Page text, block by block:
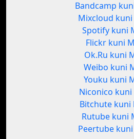
Bandcamp
Mixcloud kuni
Spotify kuni
Flickr kuni
Ok.Ru kuni
Weibo kuni
Youku kuni
Niconico kuni
Bitchute kuni
Rutube kuni
Peertube